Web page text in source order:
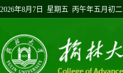
2026年8月7日 星期五 丙午年五月初二